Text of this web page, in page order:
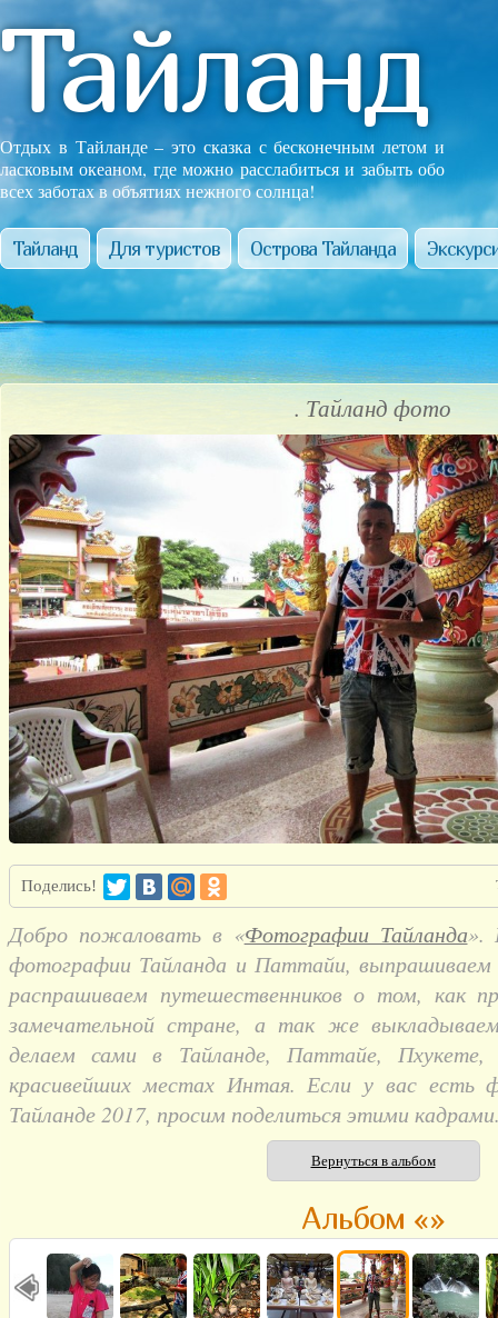
Тайланд
Отдых в Тайланде – это сказка с бесконечным летом и
ласковым океаном, где можно расслабиться и забыть обо
всех заботах в объятиях нежного солнца!
Тайланд Для туристов Острова Тайланда
. Тайланд фото
Поделись!
Добро пожаловать в «Фотографии Тайланда».
фотографии Тайланда и Паттайи, выпрашиваем
распрашиваем путешественников о том, как
замечательной стране, а так же
делаем сами в Тайланде, Паттайе,
красивейших местах Интая. Если у вас есть
Тайланде 2017, просим поделиться этими
Вернуться в альбом
Альбом «»